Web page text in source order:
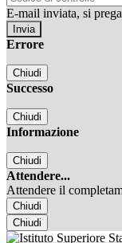
E-mail inviata, si
Errore
Chiudi
Successo
Chiudi
Informazione
Chiudi
Attendere...
Attendere il
Chiudi
Chiudi